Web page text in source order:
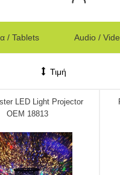
/ Tablets Audio /
Τιμή
LED Light Projector
OEM 18813